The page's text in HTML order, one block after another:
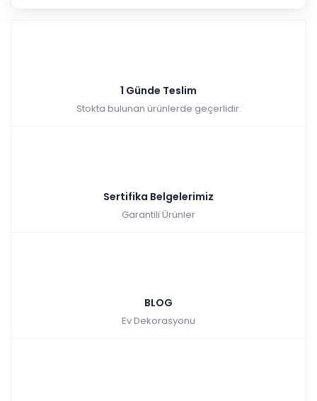
1 Günde Teslim
Stokta bulunan ürünlerde geçerlidir.
Sertifika Belgelerimiz
Garantili Ürünler
BLOG
Ev Dekorasyonu